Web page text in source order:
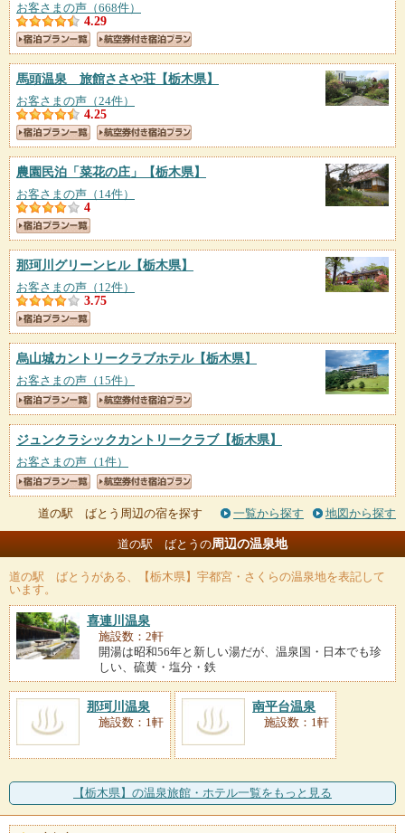
お客さまの声（668件）
4.29
馬頭温泉 旅館ささや荘 【栃木県】
お客さまの声（24件）
4.25
農園民泊「菜花の庄」 【栃木県】
お客さまの声（14件）
4
那珂川グリーンヒル【栃木県】
お客さまの声（12件）
3.75
烏山城カントリークラブホテル【栃木県】
お客さまの声（15件）
ジュンクラシックカントリークラブ【栃木県】
お客さまの声（1件）
道の駅 ばとう周辺の宿を探す 一覧から探す 地図から探す
道の駅 ばとうの周辺の温泉地
道の駅 ばとう がある、【栃木県】宇都宮・さくらの温泉地を表記して
います。
喜連川温泉
施設数：2軒
開湯は昭和56年と新しい湯だが、温泉国・日本でも珍
しい、硫黄・塩分・鉄
那珂川温泉
施設数：1軒
南平台温泉
施設数：1軒
【栃木県】の温泉旅館・ホテル一覧をもっと見る